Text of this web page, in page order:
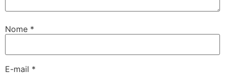
Nome *
E-mail *